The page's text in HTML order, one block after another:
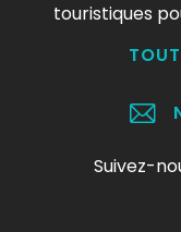
touristiques
Suivez-